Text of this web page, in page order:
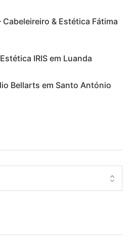
Cabeleireiro & Estética Fátima
IRIS em Luanda
Bellarts em Santo António